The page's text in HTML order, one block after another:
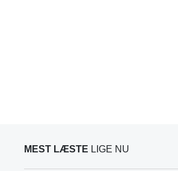
MEST LÆSTE LIGE NU